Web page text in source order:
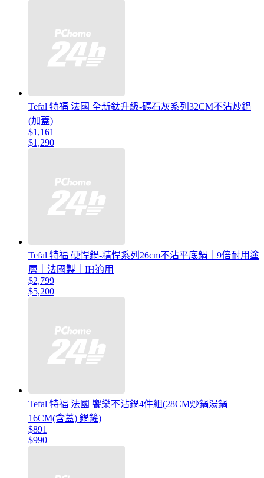
Tefal 特福 法國 全新鈦升級-礦石灰系列32CM不沾炒鍋
(加蓋)
$1,161
$1,290
Tefal 特福 硬悍鍋-精悍系列26cm不沾平底鍋｜9倍耐用塗
層｜法國製｜IH適用
$2,799
$5,200
Tefal 特福 法國 饗樂不沾鍋4件組(28CM炒鍋湯鍋
16CM(含蓋) 鍋鏟)
$891
$990